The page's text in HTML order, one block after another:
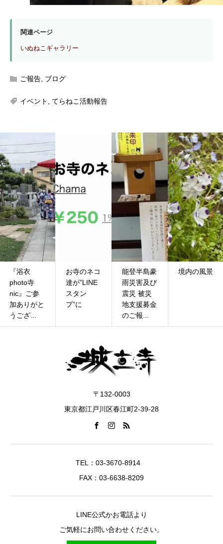
関連ページ
いぬねこギャラリー
ご報告 ブログ
イベント てらねこ活動報告
お寺のネコ
達が”LINE
スタン
プ”に
能登半島豪
雨災害及び
震災 被災
地支援募金
境内の風景
令和7年 施
〒132-0003
東京都江戸川区春江町2-39-28
TEL：03-3670-8914
FAX：03-6638-8209
LINE公式かお電話より
ご気軽にお問い合わせください。